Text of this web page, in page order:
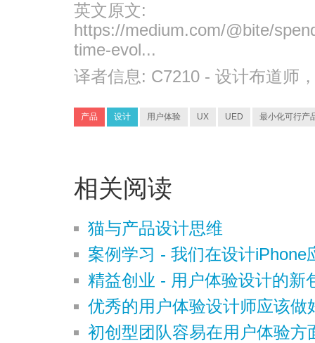
英文原文:
https://medium.com/@bite/
time-evol...
译者信息: C7210 - 设计布道师
产品 设计 用户体验 UX UED 最小化可行产
相关阅读
猫与产品设计思维
案例学习 - 我们在设计iPhone
精益创业 - 用户体验设计的新
优秀的用户体验设计师应该做
初创型团队容易在用户体验方